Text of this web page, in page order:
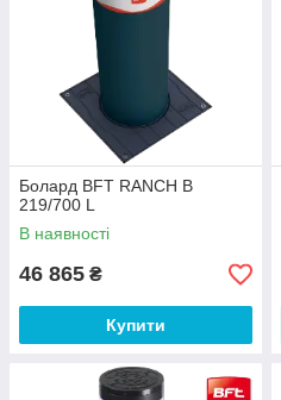
Болард BFT RANCH B
219/700 L
В наявності
46 865 ₴
Купити